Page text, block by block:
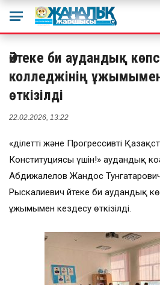
Әйтеке би аудандық
колледжінің
өткізілді
22.02.2026, 13:22
«Әділетті және Прогрессивті
Конституциясы үшін!» аудандық
Абдижалелов Жандос
Рыскалиевич Әйтеке би аудандық
ұжымымен кездесу өткізілді.